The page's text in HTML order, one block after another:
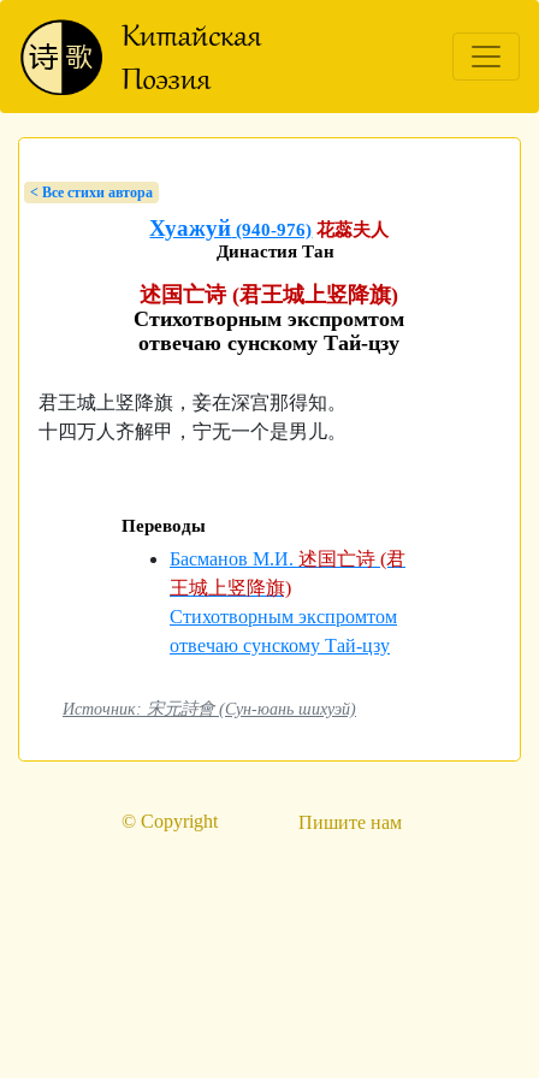
< Bсе стихи автора
Хуажуй (940-976) 花蕊夫人
Династия Тан
述国亡诗 (君王城上竖降旗)
Стихотворным экспромтом
отвечаю сунскому Тай-цзу
君王城上竖降旗，妾在深宫那得知。
十四万人齐解甲，宁无一个是男儿。
Переводы
Басманов М.И. 述国亡诗 (君
王城上竖降旗)
Стихотворным экспромтом
отвечаю сунскому Тай-цзу
Источник: 宋元詩會 (Сун-юань шихуэй)
© Copyright Пишите нам